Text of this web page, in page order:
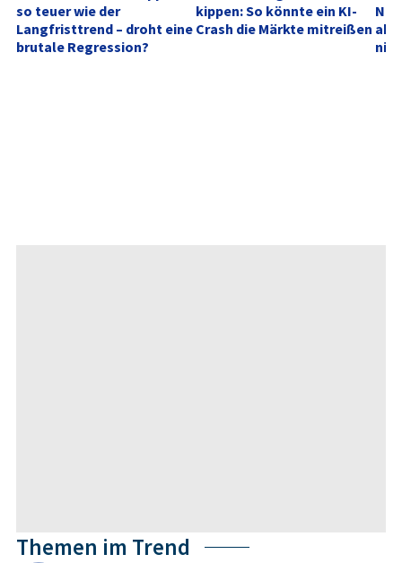
so teuer wie der
Langfristtrend – droht eine
brutale Regression?
kippen: So könnte ein KI-
Crash die Märkte mitreißen
Themen im Trend